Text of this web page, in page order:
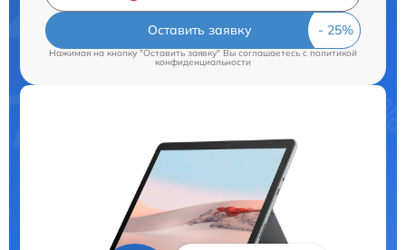
Оставить заявку
Нажимая на кнопку "Оставить заявку" Вы соглашаетесь cполитикой
конфиденциальности